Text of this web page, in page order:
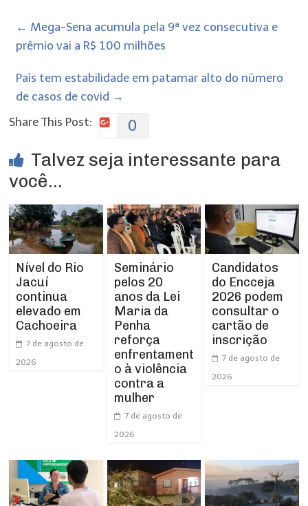
← Mega-Sena acumula pela 9ª vez consecutiva e
prêmio vai a R$ 100 milhões
País tem estabilidade em patamar alto do número
de casos de covid →
Share This Post:
0
Talvez seja interessante para
você...
Nível do Rio
Jacuí
continua
elevado em
Cachoeira
7 de agosto de
2026
Seminário
pelos 20
anos da Lei
Maria da
Penha
reforça
enfrentament
o à violência
contra a
mulher
7 de agosto de
2026
Candidatos
do Encceja
2026 podem
consultar o
cartão de
inscrição
7 de agosto de
2026